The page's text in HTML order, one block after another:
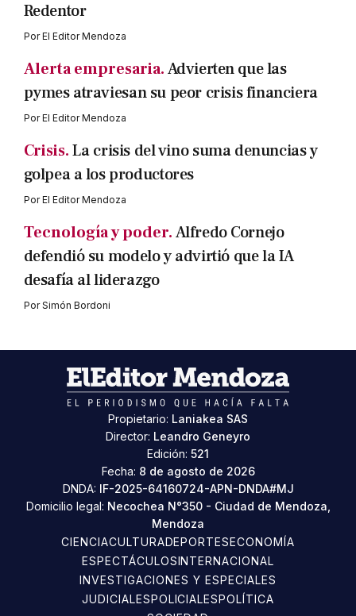
Redentor
PorEl Editor Mendoza
Alerta empresaria.Advierten que las
pymes atraviesan su peor crisis financiera
PorEl Editor Mendoza
Crisis.La crisis del vino suma denuncias y
golpea a los productores
PorEl Editor Mendoza
Tecnología y poder.Alfredo Cornejo
defendió su modelo y advirtió que la IA
desafía al liderazgo
PorSimón Bordoni
Propietario: Laniakea SAS
Director: Leandro Geneyro
Edición: 521
Fecha: 8 de agosto de 2026
DNDA: IF-2025-64160724-APN-DNDA#MJ
Domicilio legal: Necochea N°350 - Ciudad de Mendoza,
Mendoza
CIENCIACULTURADEPORTESECONOMÍA
ESPECTÁCULOSINTERNACIONAL
INVESTIGACIONES Y ESPECIALES
JUDICIALESPOLICIALESPOLÍTICA